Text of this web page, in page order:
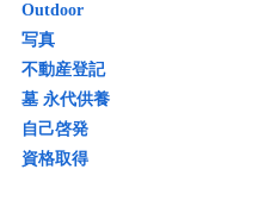
Outdoor
写真
不動産登記
墓 永代供養
自己啓発
資格取得